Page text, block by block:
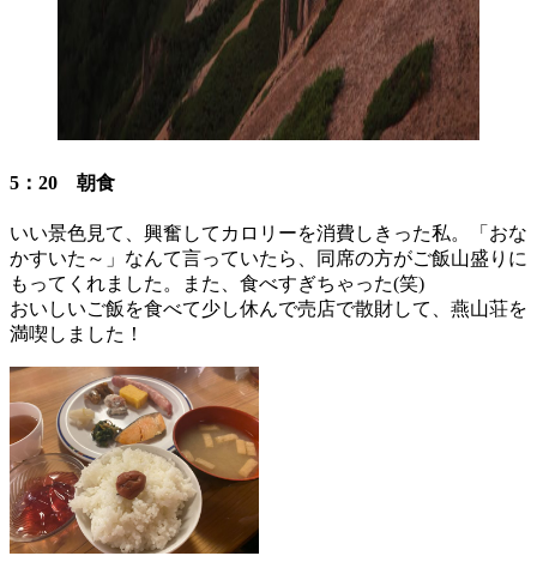
5：20 朝食
いい景色見て、興奮してカロリーを消費しきった私。「おな
かすいた～」なんて言っていたら、同席の方がご飯山盛りに
もってくれました。また、食べすぎちゃった(笑)
おいしいご飯を食べて少し休んで売店で散財して、燕山荘を
満喫しました！